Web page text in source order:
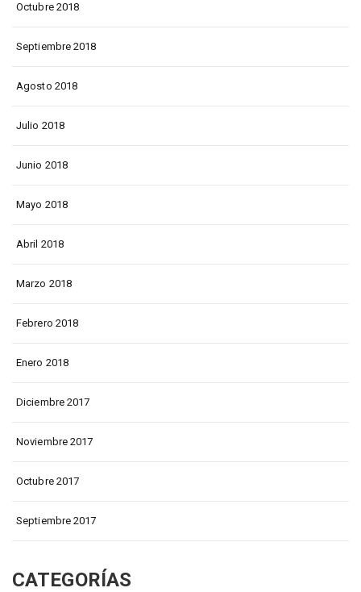
Octubre 2018
Septiembre 2018
Agosto 2018
Julio 2018
Junio 2018
Mayo 2018
Abril 2018
Marzo 2018
Febrero 2018
Enero 2018
Diciembre 2017
Noviembre 2017
Octubre 2017
Septiembre 2017
CATEGORÍAS